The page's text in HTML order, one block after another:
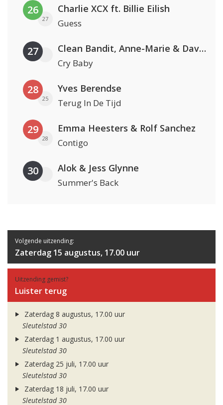
26
27
Charlie XCX ft. Billie Eilish
Guess
27 Clean Bandit, Anne-Marie & David Guetta
Cry Baby
28
25
Yves Berendse
Terug In De Tijd
29
28
Emma Heesters & Rolf Sanchez
Contigo
30 Alok & Jess Glynne
Summer's Back
Volgende uitzending:
Zaterdag 15 augustus, 17.00 uur
Uitzending gemist?
Luister terug
Zaterdag 8 augustus, 17.00 uur
Sleutelstad 30
Zaterdag 1 augustus, 17.00 uur
Sleutelstad 30
Zaterdag 25 juli, 17.00 uur
Sleutelstad 30
Zaterdag 18 juli, 17.00 uur
Sleutelstad 30